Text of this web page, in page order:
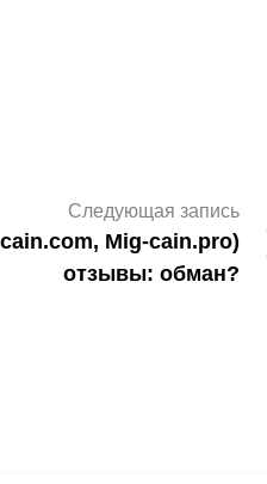
Следующая запись
Mig-cain.pro)
отзывы: обман?